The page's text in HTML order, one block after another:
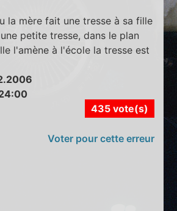
la mère fait une tresse à sa fille
petite tresse, dans le plan
l'amène à l'école la tresse est
435 vote(s)
Voter pour cette erreur